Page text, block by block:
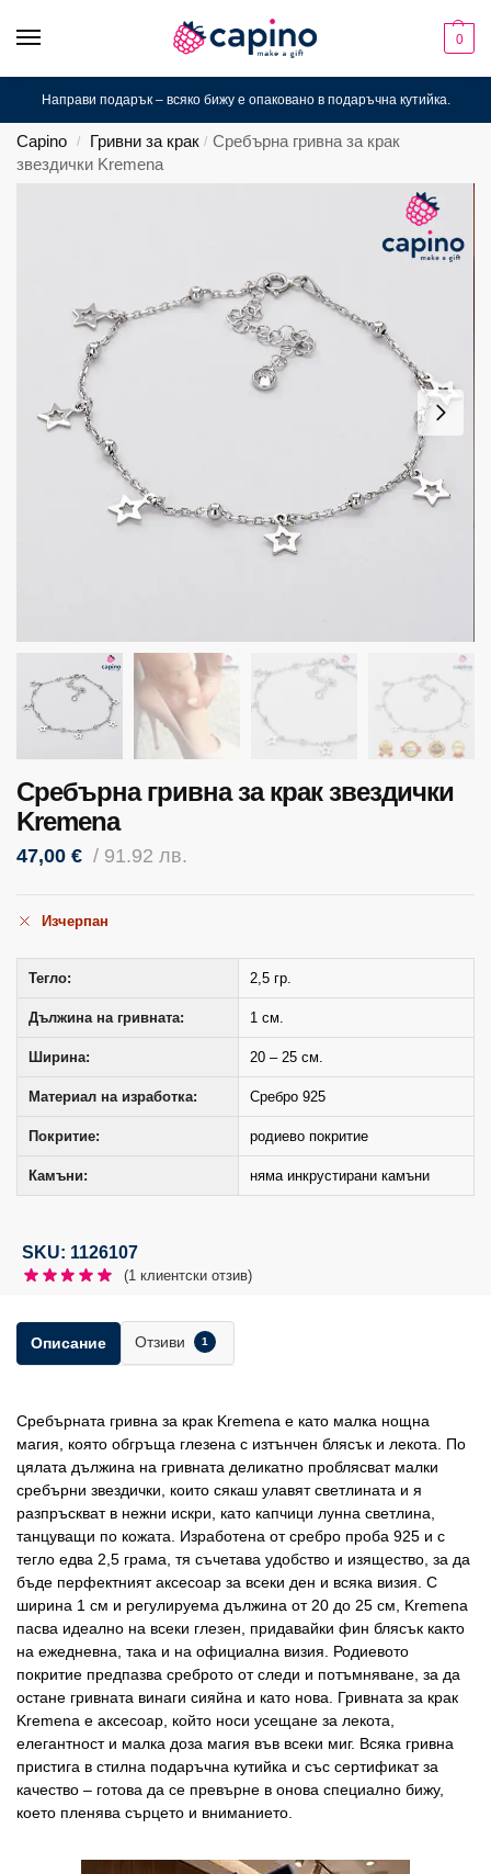
0
Направи подарък – всяко бижу е опаковано в подаръчна кутийка.
Capino / Гривни за крак / Сребърна гривна за крак
звездички Kremena
Сребърна гривна за крак звездички
Kremena
47,00 € / 91.92 лв.
Изчерпан
Тегло: 2,5 гр.
Дължина на гривната: 1 см.
Ширина: 20 – 25 см.
Материал на изработка: Сребро 925
Покритие: родиево покритие
Камъни: няма инкрустирани камъни
SKU: 1126107
(1 клиентски отзив)
Описание Отзиви 1
Сребърната гривна за крак Kremena е като малка нощна
магия, която обгръща глезена с изтънчен блясък и лекота. По
цялата дължина на гривната деликатно проблясват малки
сребърни звездички, които сякаш улавят светлината и я
разпръскват в нежни искри, като капчици лунна светлина,
танцуващи по кожата. Изработена от сребро проба 925 и с
тегло едва 2,5 грама, тя съчетава удобство и изящество, за да
бъде перфектният аксесоар за всеки ден и всяка визия. С
ширина 1 см и регулируема дължина от 20 до 25 см, Kremena
пасва идеално на всеки глезен, придавайки фин блясък както
на ежедневна, така и на официална визия. Родиевото
покритие предпазва среброто от следи и потъмняване, за да
остане гривната винаги сияйна и като нова. Гривната за крак
Kremena е аксесоар, който носи усещане за лекота,
елегантност и малка доза магия във всеки миг. Всяка гривна
пристига в стилна подаръчна кутийка и със сертификат за
качество – готова да се превърне в онова специално бижу,
което пленява сърцето и вниманието.